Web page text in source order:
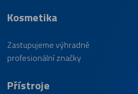
Kosmetika
Zastupujeme výhradně
profesionální značky
Přístroje